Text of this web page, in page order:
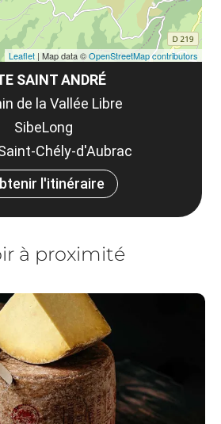
SAINT ANDRÉ
de la Vallée Libre
SibeLong
Chély-d'Aubrac
l'itinéraire
Leaflet | Map data ©OpenStreetMap contributors
à proximité